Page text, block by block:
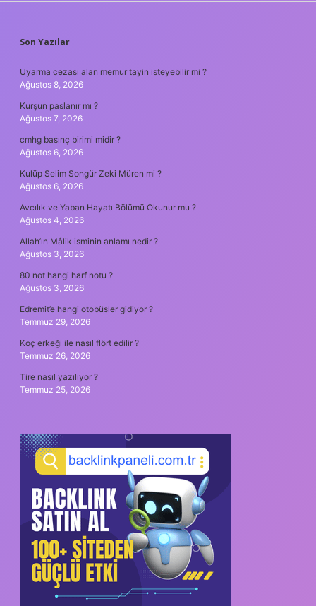
SIDEBAR
Son Yazılar
Uyarma cezası alan memur tayin isteyebilir mi ?
Ağustos 8, 2026
Kurşun paslanır mı ?
Ağustos 7, 2026
cmhg basınç birimi midir ?
Ağustos 6, 2026
Kulüp Selim Songür Zeki Müren mi ?
Ağustos 6, 2026
Avcılık ve Yaban Hayatı Bölümü Okunur mu ?
Ağustos 4, 2026
Allah’ın Mâlik isminin anlamı nedir ?
Ağustos 3, 2026
80 not hangi harf notu ?
Ağustos 3, 2026
Edremit’e hangi otobüsler gidiyor ?
Temmuz 29, 2026
Koç erkeği ile nasıl flört edilir ?
Temmuz 26, 2026
Tire nasıl yazılıyor ?
Temmuz 25, 2026